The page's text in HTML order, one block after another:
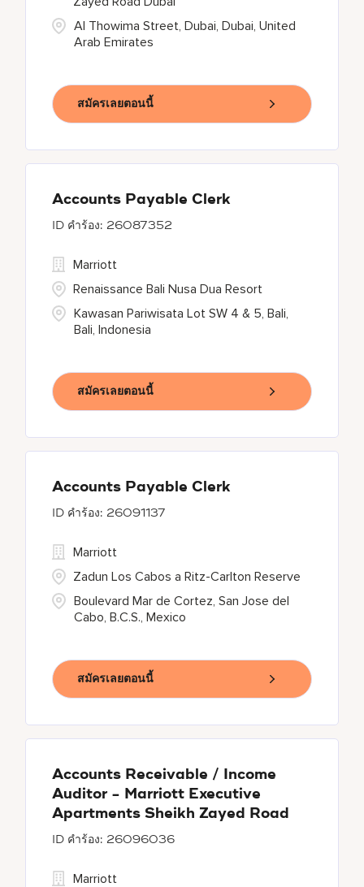
Al Thowima Street, Dubai, Dubai, United
Arab Emirates
สมัครเลยตอนนี้
Accounts Payable Clerk
26087352
Kawasan Pariwisata Lot SW 4 & 5, Bali,
Bali, Indonesia
Marriott
Renaissance Bali Nusa Dua Resort
สมัครเลยตอนนี้
Accounts Payable Clerk
26091137
Boulevard Mar de Cortez, San Jose del
Cabo, B.C.S., Mexico
Marriott
Zadun Los Cabos a Ritz-Carlton Reserve
สมัครเลยตอนนี้
Accounts Receivable / Income
Auditor - Marriott Executive
Apartments Sheikh Zayed Road
26096036
Marriott